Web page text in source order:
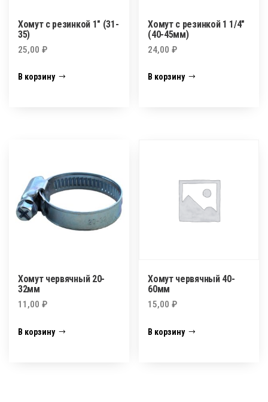
Хомут с резинкой 1″ (31-
35)
25,00 ₽
В корзину
Хомут с резинкой 1 1/4″
(40-45мм)
24,00₽
В корзину
Хомут червячный 20-
32мм
11,00 ₽
В корзину
Хомут червячный 40-
60мм
15,00₽
В корзину